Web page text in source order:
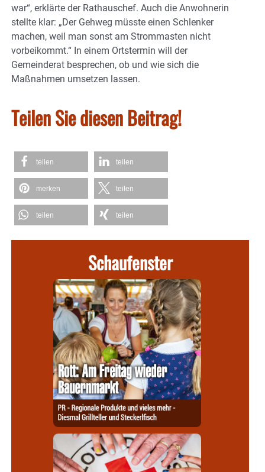
war“, erklärte der Rathauschef. Auch die Anwohnerin
stellte klar: „Der Gehweg müsste einen Schlenker
machen, weil man sonst am Strommasten nicht
vorbeikommt.“ In einem Ortstermin will der
Gemeinderat besprechen, ob und wie sich die
Maßnahmen umsetzen lassen.
Teilen Sie diesen Beitrag!
teilen teilen
merken teilen
teilen teilen
Schaufenster